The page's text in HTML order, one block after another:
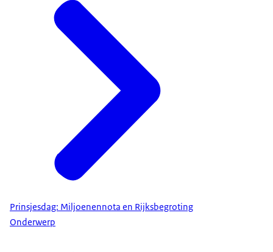
Prinsjesdag: Miljoenennota en Rijksbegroting
Onderwerp